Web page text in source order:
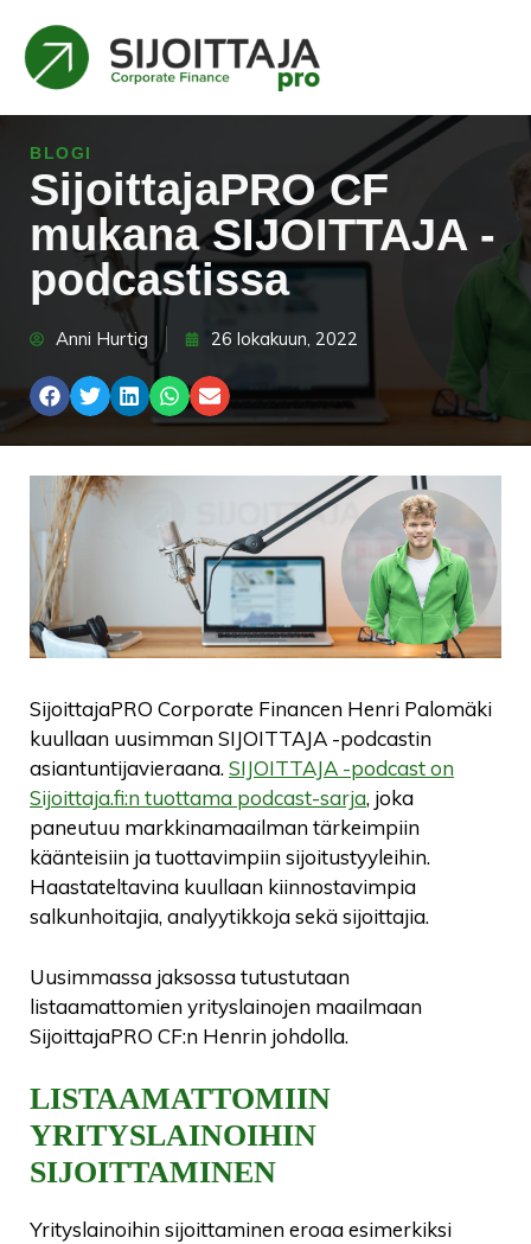
BLOGI
SijoittajaPRO CF
mukana SIJOITTAJA -
podcastissa
Anni Hurtig 26 lokakuun, 2022
SijoittajaPRO Corporate Financen Henri Palomäki
kuullaan uusimman SIJOITTAJA -podcastin
asiantuntijavieraana.SIJOITTAJA -podcast on
Sijoittaja.fi:n tuottama podcast-sarja, joka
paneutuu markkinamaailman tärkeimpiin
käänteisiin ja tuottavimpiin sijoitustyyleihin.
Haastateltavina kuullaan kiinnostavimpia
salkunhoitajia, analyytikkoja sekä sijoittajia.
Uusimmassa jaksossa tutustutaan
listaamattomien yrityslainojen maailmaan
SijoittajaPRO CF:n Henrin johdolla.
LISTAAMATTOMIIN
YRITYSLAINOIHIN
SIJOITTAMINEN
Yrityslainoihin sijoittaminen eroaa esimerkiksi